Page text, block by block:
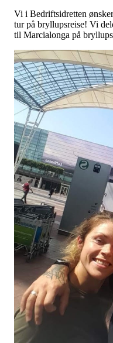
Vi i Bedriftsidretten
tur på bryllupsreise! Vi
til Marcialonga på